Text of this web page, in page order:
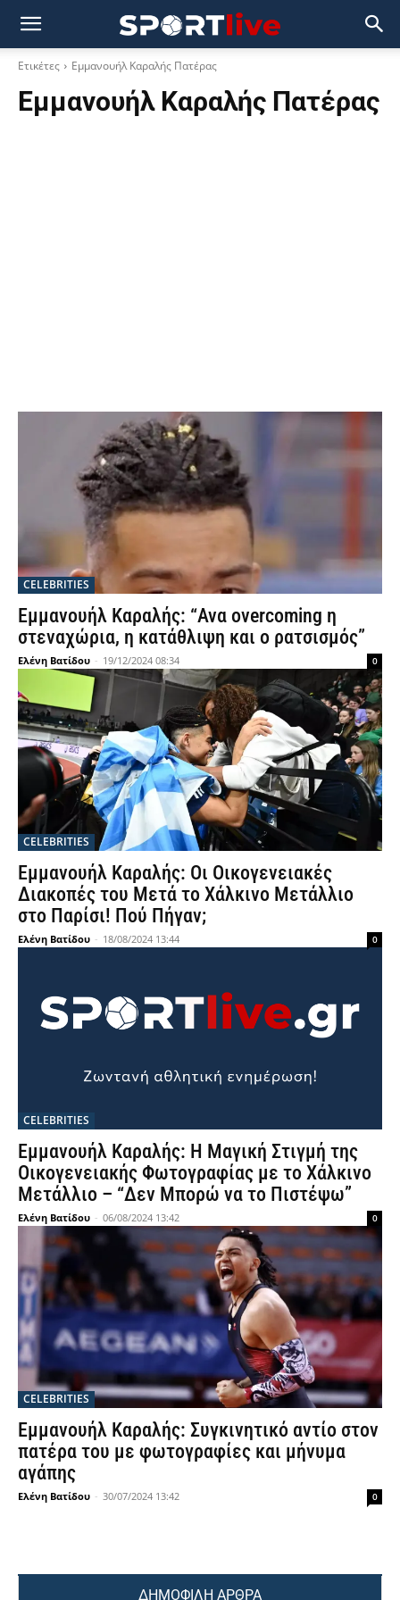
Ετικέτες Εμμανουήλ Καραλής Πατέρας
Εμμανουήλ Καραλής Πατέρας
CELEBRITIES
Εμμανουήλ Καραλής: “Ανα overcoming η
στεναχώρια, η κατάθλιψη και ο ρατσισμός”
Ελένη Βατίδου - 19/12/2024 08:34 0
CELEBRITIES
Εμμανουήλ Καραλής: Οι Οικογενειακές
Διακοπές του Μετά το Χάλκινο Μετάλλιο
στο Παρίσι! Πού Πήγαν;
Ελένη Βατίδου - 18/08/2024 13:44 0
CELEBRITIES
Εμμανουήλ Καραλής: Η Μαγική Στιγμή της
Οικογενειακής Φωτογραφίας με το Χάλκινο
Μετάλλιο – “Δεν Μπορώ να το Πιστέψω”
Ελένη Βατίδου - 06/08/2024 13:42 0
CELEBRITIES
Εμμανουήλ Καραλής: Συγκινητικό αντίο στον
πατέρα του με φωτογραφίες και μήνυμα
αγάπης
Ελένη Βατίδου - 30/07/2024 13:42 0
ΔΗΜΟΦΙΛΗ ΑΡΘΡΑ